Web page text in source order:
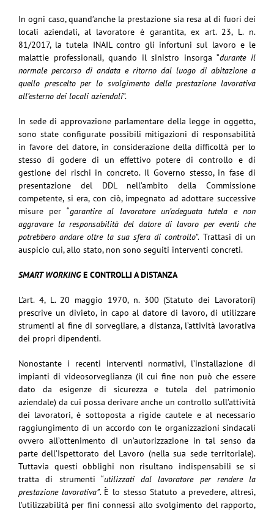
In ogni caso, quand’anche la prestazione sia resa al di fuori dei
locali aziendali, al lavoratore è garantita, ex art. 23, L. n.
81/2017, la tutela INAIL contro gli infortuni sul lavoro e le
malattie professionali, quando il sinistro insorga “durante il
normale percorso di andata e ritorno dal luogo di abitazione a
quello prescelto per lo svolgimento della prestazione lavorativa
all’esterno dei locali aziendali”.
In sede di approvazione parlamentare della legge in oggetto,
sono state configurate possibili mitigazioni di responsabilità
in favore del datore, in considerazione della difficoltà per lo
stesso di godere di un effettivo potere di controllo e di
gestione dei rischi in concreto. Il Governo stesso, in fase di
presentazione del DDL nell’ambito della Commissione
competente, si era, con ciò, impegnato ad adottare successive
misure per “garantire al lavoratore un’adeguata tutela e non
aggravare la responsabilità del datore di lavoro per eventi che
potrebbero andare oltre la sua sfera di controllo”. Trattasi di un
auspicio cui, allo stato, non sono seguiti interventi concreti.
SMART WORKINGE CONTROLLI A DISTANZA
L’art. 4, L. 20 maggio 1970, n. 300 (Statuto dei Lavoratori)
prescrive un divieto, in capo al datore di lavoro, di utilizzare
strumenti al fine di sorvegliare, a distanza, l’attività lavorativa
dei propri dipendenti.
Nonostante i recenti interventi normativi, l’installazione di
impianti di videosorveglianza (il cui fine non può che essere
dato da esigenze di sicurezza e tutela del patrimonio
aziendale) da cui possa derivare anche un controllo sull’attività
dei lavoratori, è sottoposta a rigide cautele e al necessario
raggiungimento di un accordo con le organizzazioni sindacali
ovvero all’ottenimento di un’autorizzazione in tal senso da
parte dell’Ispettorato del Lavoro (nella sua sede territoriale).
Tuttavia questi obblighi non risultano indispensabili se si
tratta di strumenti “utilizzati dal lavoratore per rendere la
prestazione lavorativa”. È lo stesso Statuto a prevedere, altresì,
l’utilizzabilità per fini connessi allo svolgimento del rapporto,